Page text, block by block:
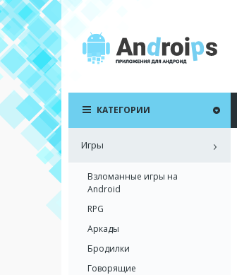
КАТЕГОРИИ
Игры
Взломанные игры на
Android
RPG
Аркады
Бродилки
Говорящие